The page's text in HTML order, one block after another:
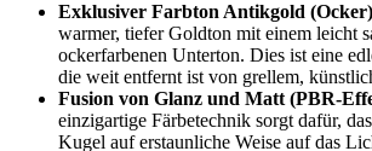
Exklusiver Farbton Antikgold
warmer, tiefer Goldton mit einem leicht
ockerfarbenen Unterton. Dies ist eine
die weit entfernt ist von grellem,
Fusion von Glanz und Matt (PBR-
einzigartige Färbetechnik sorgt dafür,
Kugel auf erstaunliche Weise auf das